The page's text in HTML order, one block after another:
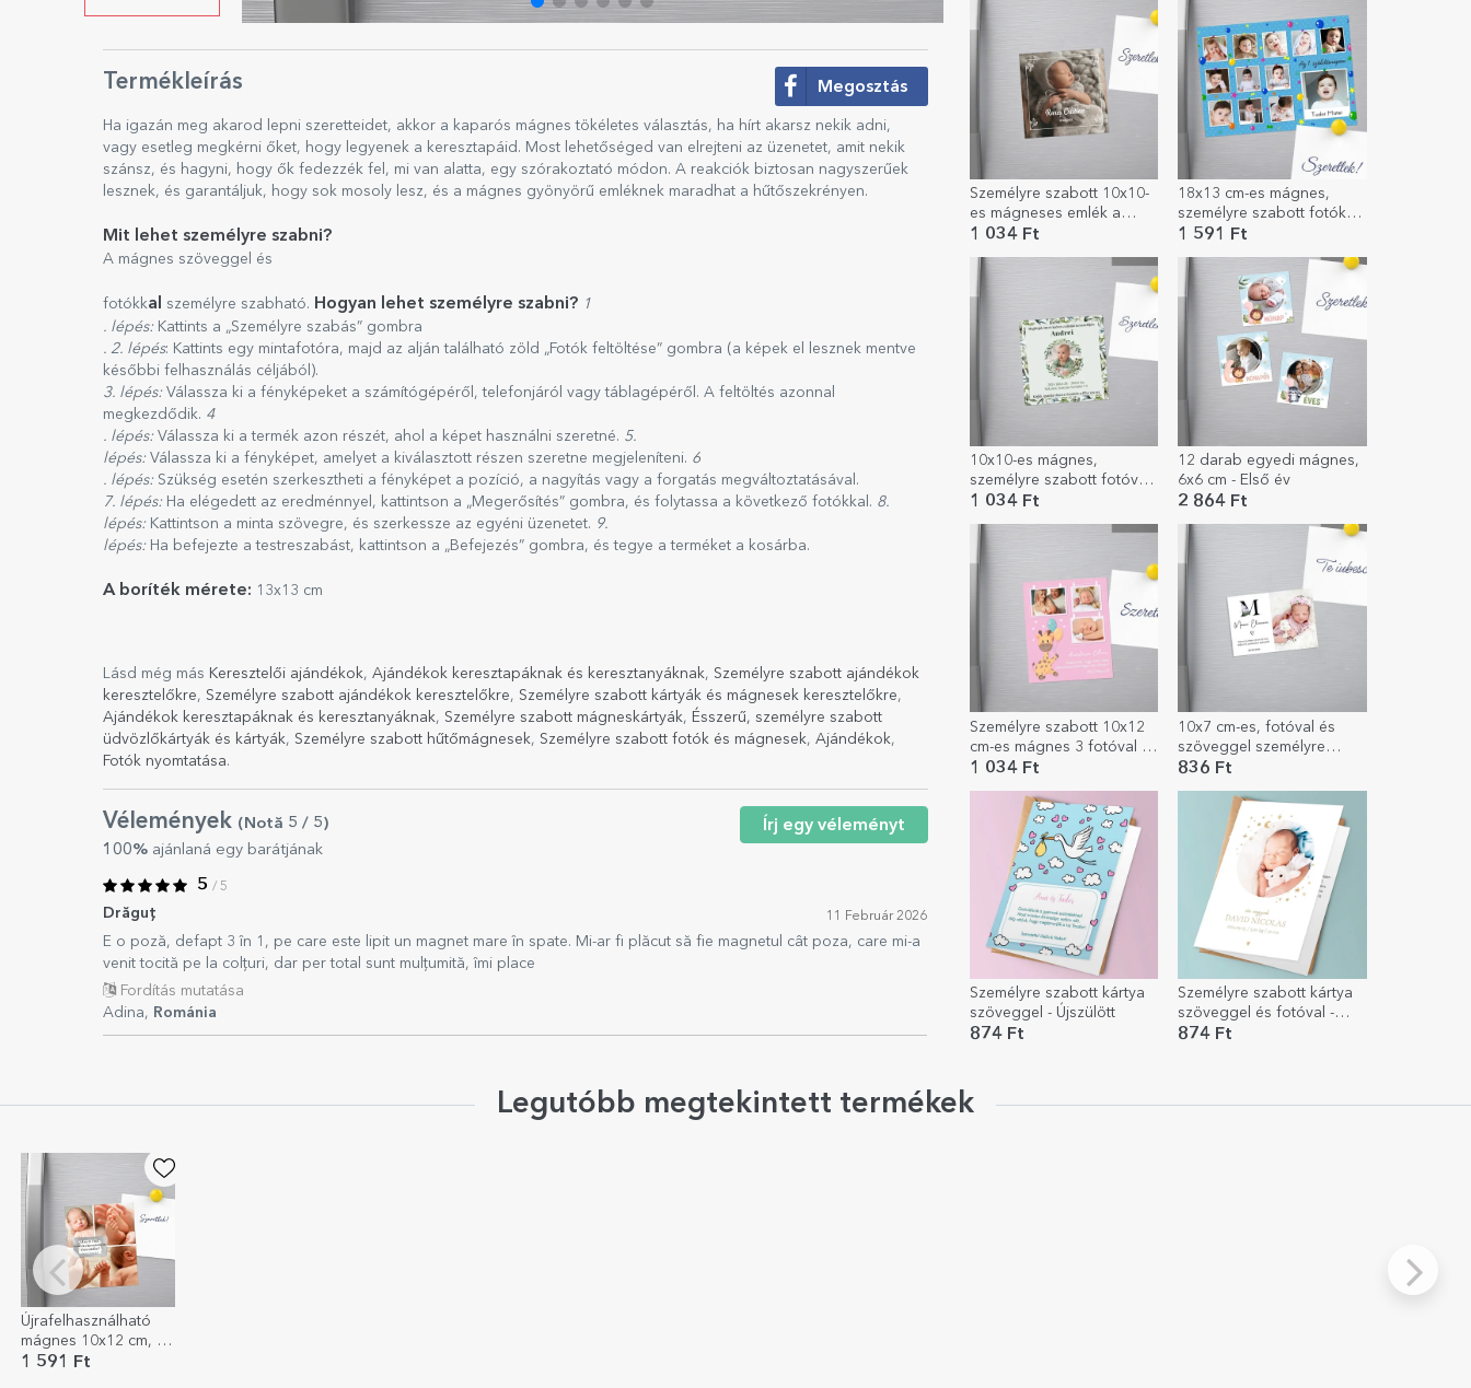
Személyre szabott 10x10-
es mágneses emlék a
keresztelőre, fotóval és
1 034 Ft
18x13 cm-es mágnes,
személyre szabott fotókkal
és szöveggel – Az első
1 591 Ft
10x10-es mágnes,
személyre szabott fotóval
és szöveggel – keresztelői
1 034 Ft
12 darab egyedi mágnes,
6x6 cm - Első év
2 864 Ft
Személyre szabott 10x12
cm-es mágnes 3 fotóval és
szöveggel - Baba
1 034 Ft
10x7 cm-es, fotóval és
szöveggel személyre
szabott mágnes –
836 Ft
Személyre szabott kártya
szöveggel - Újszülött
874 Ft
Személyre szabott kártya
szöveggel és fotóval -
Baba
874 Ft
Termékleírás Megosztás
Ha igazán meg akarod lepni szeretteidet, akkor a kaparós mágnes tökéletes választás, ha hírt akarsz nekik adni,
vagy esetleg megkérni őket, hogy legyenek a keresztapáid. Most lehetőséged van elrejteni az üzenetet, amit nekik
szánsz, és hagyni, hogy ők fedezzék fel, mi van alatta, egy szórakoztató módon. A reakciók biztosan nagyszerűek
lesznek, és garantáljuk, hogy sok mosoly lesz, és a mágnes gyönyörű emléknek maradhat a hűtőszekrényen.
Mit lehet személyre szabni?
A mágnes szöveggel és
fotókkal személyre szabható. Hogyan lehet személyre szabni? 1
. lépés: Kattints a „Személyre szabás” gombra
. 2. lépés: Kattints egy mintafotóra, majd az alján található zöld „Fotók feltöltése” gombra (a képek el lesznek mentve
későbbi felhasználás céljából).
3. lépés: Válassza ki a fényképeket a számítógépéről, telefonjáról vagy táblagépéről. A feltöltés azonnal
megkezdődik. 4
. lépés: Válassza ki a termék azon részét, ahol a képet használni szeretné. 5.
lépés: Válassza ki a fényképet, amelyet a kiválasztott részen szeretne megjeleníteni. 6
. lépés: Szükség esetén szerkesztheti a fényképet a pozíció, a nagyítás vagy a forgatás megváltoztatásával.
7. lépés: Ha elégedett az eredménnyel, kattintson a „Megerősítés” gombra, és folytassa a következő fotókkal. 8.
lépés: Kattintson a minta szövegre, és szerkessze az egyéni üzenetet. 9.
lépés: Ha befejezte a testreszabást, kattintson a „Befejezés” gombra, és tegye a terméket a kosárba.
A boríték mérete: 13x13 cm
Lásd még más Keresztelői ajándékok, Ajándékok keresztapáknak és keresztanyáknak, Személyre szabott ajándékok
keresztelőkre, Személyre szabott ajándékok keresztelőkre, Személyre szabott kártyák és mágnesek keresztelőkre,
Ajándékok keresztapáknak és keresztanyáknak, Személyre szabott mágneskártyák, Ésszerű, személyre szabott
üdvözlőkártyák és kártyák, Személyre szabott hűtőmágnesek, Személyre szabott fotók és mágnesek, Ajándékok,
Fotók nyomtatása.
Vélemények (Notă 5 / 5)
100% ajánlaná egy barátjának
Írj egy véleményt
5 / 5
Drăguț 11 Február 2026
E o poză, defapt 3 în 1, pe care este lipit un magnet mare în spate. Mi-ar fi plăcut să fie magnetul cât poza, care mi-a
venit tocită pe la colțuri, dar per total sunt mulțumită, îmi place
Fordítás mutatása
Adina, Románia
Legutóbb megtekintett termékek
Újrafelhasználható
mágnes 10x12 cm, 3
fotóval és üzenettel
1 591 Ft